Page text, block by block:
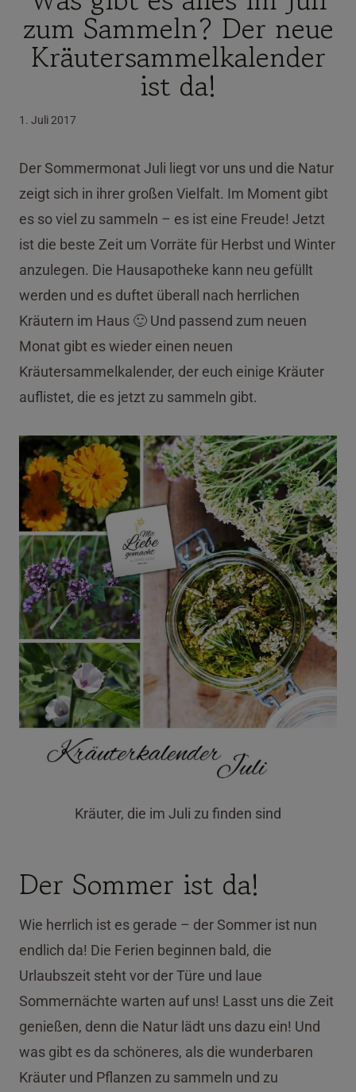
zum Sammeln? Der neue
Kräutersammelkalender
ist da!
1. Juli 2017
Der Sommermonat Juli liegt vor uns und die Natur
zeigt sich in ihrer großen Vielfalt. Im Moment gibt
es so viel zu sammeln – es ist eine Freude! Jetzt
ist die beste Zeit um Vorräte für Herbst und Winter
anzulegen. Die Hausapotheke kann neu gefüllt
werden und es duftet überall nach herrlichen
Kräutern im Haus 🙂 Und passend zum neuen
Monat gibt es wieder einen neuen
Kräutersammelkalender, der euch einige Kräuter
auflistet, die es jetzt zu sammeln gibt.
Kräuter, die im Juli zu finden sind
Der Sommer ist da!
Wie herrlich ist es gerade – der Sommer ist nun
endlich da! Die Ferien beginnen bald, die
Urlaubszeit steht vor der Türe und laue
Sommernächte warten auf uns! Lasst uns die Zeit
genießen, denn die Natur lädt uns dazu ein! Und
was gibt es da schöneres, als die wunderbaren
Kräuter und Pflanzen zu sammeln und zu